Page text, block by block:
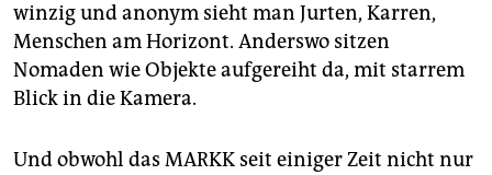
winzig und anonym sieht man Jurten, Karren,
Menschen am Horizont. Anderswo sitzen
Nomaden wie Objekte aufgereiht da, mit starrem
Blick in die Kamera.
Und obwohl das MARKK seit einiger Zeit nicht nur